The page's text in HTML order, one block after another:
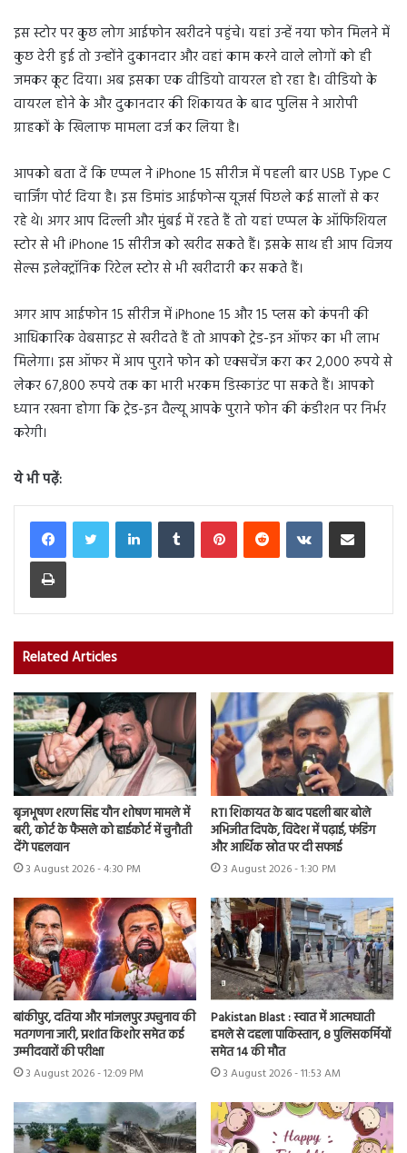
इस स्टोर पर कुछ लोग आईफोन खरीदने पहुंचे। यहां उन्हें नया फोन मिलने में
कुछ देरी हुई तो उन्होंने दुकानदार और वहां काम करने वाले लोगों को ही
जमकर कूट दिया। अब इसका एक वीडियो वायरल हो रहा है। वीडियो के
वायरल होने के और दुकानदार की शिकायत के बाद पुलिस ने आरोपी
ग्राहकों के खिलाफ मामला दर्ज कर लिया है।
आपको बता दें कि एप्पल ने iPhone 15 सीरीज में पहली बार USB Type C
चार्जिंग पोर्ट दिया है। इस डिमांड आईफोन्स यूजर्स पिछले कई सालों से कर
रहे थे। अगर आप दिल्ली और मुंबई में रहते हैं तो यहां एप्पल के ऑफिशियल
स्टोर से भी iPhone 15 सीरीज को खरीद सकते हैं। इसके साथ ही आप विजय
सेल्स इलेक्ट्रॉनिक रिटेल स्टोर से भी खरीदारी कर सकते हैं।
अगर आप आईफोन 15 सीरीज में iPhone 15 और 15 प्लस को कंपनी की
आधिकारिक वेबसाइट से खरीदते हैं तो आपको ट्रेड-इन ऑफर का भी लाभ
मिलेगा। इस ऑफर में आप पुराने फोन को एक्सचेंज करा कर 2,000 रुपये से
लेकर 67,800 रुपये तक का भारी भरकम डिस्काउंट पा सकते हैं। आपको
ध्यान रखना होगा कि ट्रेड-इन वैल्यू आपके पुराने फोन की कंडीशन पर निर्भर
करेगी।
ये भी पढ़ें:
LinkedInTumblr PinterestReddit VKontakteShare via Email
Print
Related Articles
बृजभूषण शरण सिंह यौन शोषण मामले में
बरी, कोर्ट के फैसले को हाईकोर्ट में चुनौती
देंगे पहलवान
3 August 2026 - 4:30 PM
RTI शिकायत के बाद पहली बार बोले
अभिजीत दिपके, विदेश में पढ़ाई, फंडिंग
और आर्थिक स्रोत पर दी सफाई
3 August 2026 - 1:30 PM
बांकीपुर, दतिया और मांजलपुर उपचुनाव की
मतगणना जारी, प्रशांत किशोर समेत कई
उम्मीदवारों की परीक्षा
3 August 2026 - 12:09 PM
Pakistan Blast : स्वात में आत्मघाती
हमले से दहला पाकिस्तान, 8 पुलिसकर्मियों
समेत 14 की मौत
3 August 2026 - 11:53 AM